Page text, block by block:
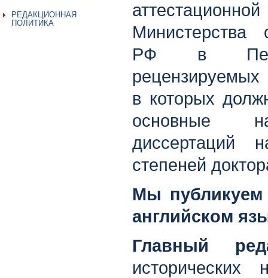
РЕДАКЦИОННАЯ
ПОЛИТИКА
Министерства
РФ в
в которых
основные
диссертаций
степеней
Мы публикуем
английском
Главный
исторических